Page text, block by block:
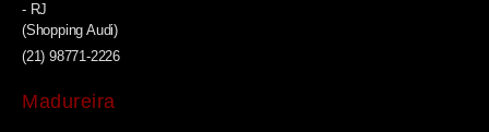
- RJ
(Shopping Audi)
(21) 98771-2226
Madureira